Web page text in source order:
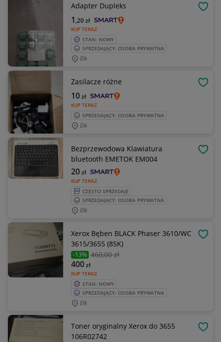
Adapter Dupleks
KUP TERAZ
1 ,20zł
STAN: NOWY
SPRZEDAJĄCY: OSOBA PRYWATNA
Ełk
Zasilacze różne
KUP TERAZ
10zł
SPRZEDAJĄCY: OSOBA PRYWATNA
Ełk
Bezprzewodowa Klawiatura
bluetooth EMETOK EM004
KUP TERAZ
20zł
CZĘSTO SPRZEDAJE
SPRZEDAJĄCY: OSOBA PRYWATNA
Ełk
Xerox Bęben BLACK Phaser 3610/WC
3615/3655 (85K)
-13% 460,00 zł
KUP TERAZ
400zł
STAN: NOWY
SPRZEDAJĄCY: OSOBA PRYWATNA
Ełk
Toner oryginalny Xerox do 3655
106R02742